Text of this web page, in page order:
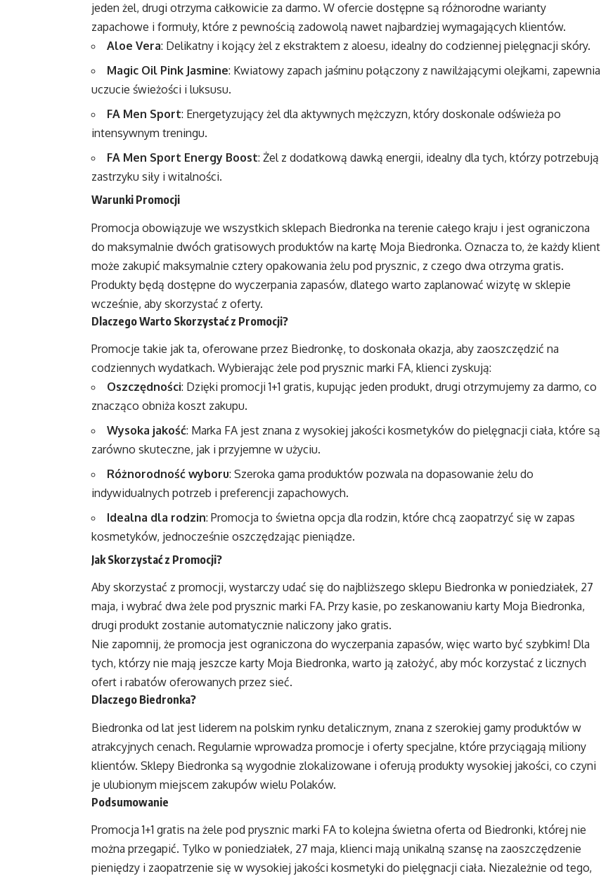
jeden żel, drugi otrzyma całkowicie za darmo. W ofercie dostępne są różnorodne warianty
zapachowe i formuły, które z pewnością zadowolą nawet najbardziej wymagających klientów.
Aloe Vera: Delikatny i kojący żel z ekstraktem z aloesu, idealny do codziennej pielęgnacji skóry.
Magic Oil Pink Jasmine: Kwiatowy zapach jaśminu połączony z nawilżającymi olejkami, zapewnia
uczucie świeżości i luksusu.
FA Men Sport: Energetyzujący żel dla aktywnych mężczyzn, który doskonale odświeża po
intensywnym treningu.
FA Men Sport Energy Boost: Żel z dodatkową dawką energii, idealny dla tych, którzy potrzebują
zastrzyku siły i witalności.
Warunki Promocji
Promocja obowiązuje we wszystkich sklepach Biedronka na terenie całego kraju i jest ograniczona
do maksymalnie dwóch gratisowych produktów na kartę Moja Biedronka. Oznacza to, że każdy klient
może zakupić maksymalnie cztery opakowania żelu pod prysznic, z czego dwa otrzyma gratis.
Produkty będą dostępne do wyczerpania zapasów, dlatego warto zaplanować wizytę w sklepie
wcześnie, aby skorzystać z oferty.
Dlaczego Warto Skorzystać z Promocji?
Promocje takie jak ta, oferowane przez Biedronkę, to doskonała okazja, aby zaoszczędzić na
codziennych wydatkach. Wybierając żele pod prysznic marki FA, klienci zyskują:
Oszczędności: Dzięki promocji 1+1 gratis, kupując jeden produkt, drugi otrzymujemy za darmo, co
znacząco obniża koszt zakupu.
Wysoka jakość: Marka FA jest znana z wysokiej jakości kosmetyków do pielęgnacji ciała, które są
zarówno skuteczne, jak i przyjemne w użyciu.
Różnorodność wyboru: Szeroka gama produktów pozwala na dopasowanie żelu do
indywidualnych potrzeb i preferencji zapachowych.
Idealna dla rodzin: Promocja to świetna opcja dla rodzin, które chcą zaopatrzyć się w zapas
kosmetyków, jednocześnie oszczędzając pieniądze.
Jak Skorzystać z Promocji?
Aby skorzystać z promocji, wystarczy udać się do najbliższego sklepu Biedronka w poniedziałek, 27
maja, i wybrać dwa żele pod prysznic marki FA. Przy kasie, po zeskanowaniu karty Moja Biedronka,
drugi produkt zostanie automatycznie naliczony jako gratis.
Nie zapomnij, że promocja jest ograniczona do wyczerpania zapasów, więc warto być szybkim! Dla
tych, którzy nie mają jeszcze karty Moja Biedronka, warto ją założyć, aby móc korzystać z licznych
ofert i rabatów oferowanych przez sieć.
Dlaczego Biedronka?
Biedronka od lat jest liderem na polskim rynku detalicznym, znana z szerokiej gamy produktów w
atrakcyjnych cenach. Regularnie wprowadza promocje i oferty specjalne, które przyciągają miliony
klientów. Sklepy Biedronka są wygodnie zlokalizowane i oferują produkty wysokiej jakości, co czyni
je ulubionym miejscem zakupów wielu Polaków.
Podsumowanie
Promocja 1+1 gratis na żele pod prysznic marki FA to kolejna świetna oferta od Biedronki, której nie
można przegapić. Tylko w poniedziałek, 27 maja, klienci mają unikalną szansę na zaoszczędzenie
pieniędzy i zaopatrzenie się w wysokiej jakości kosmetyki do pielęgnacji ciała. Niezależnie od tego,